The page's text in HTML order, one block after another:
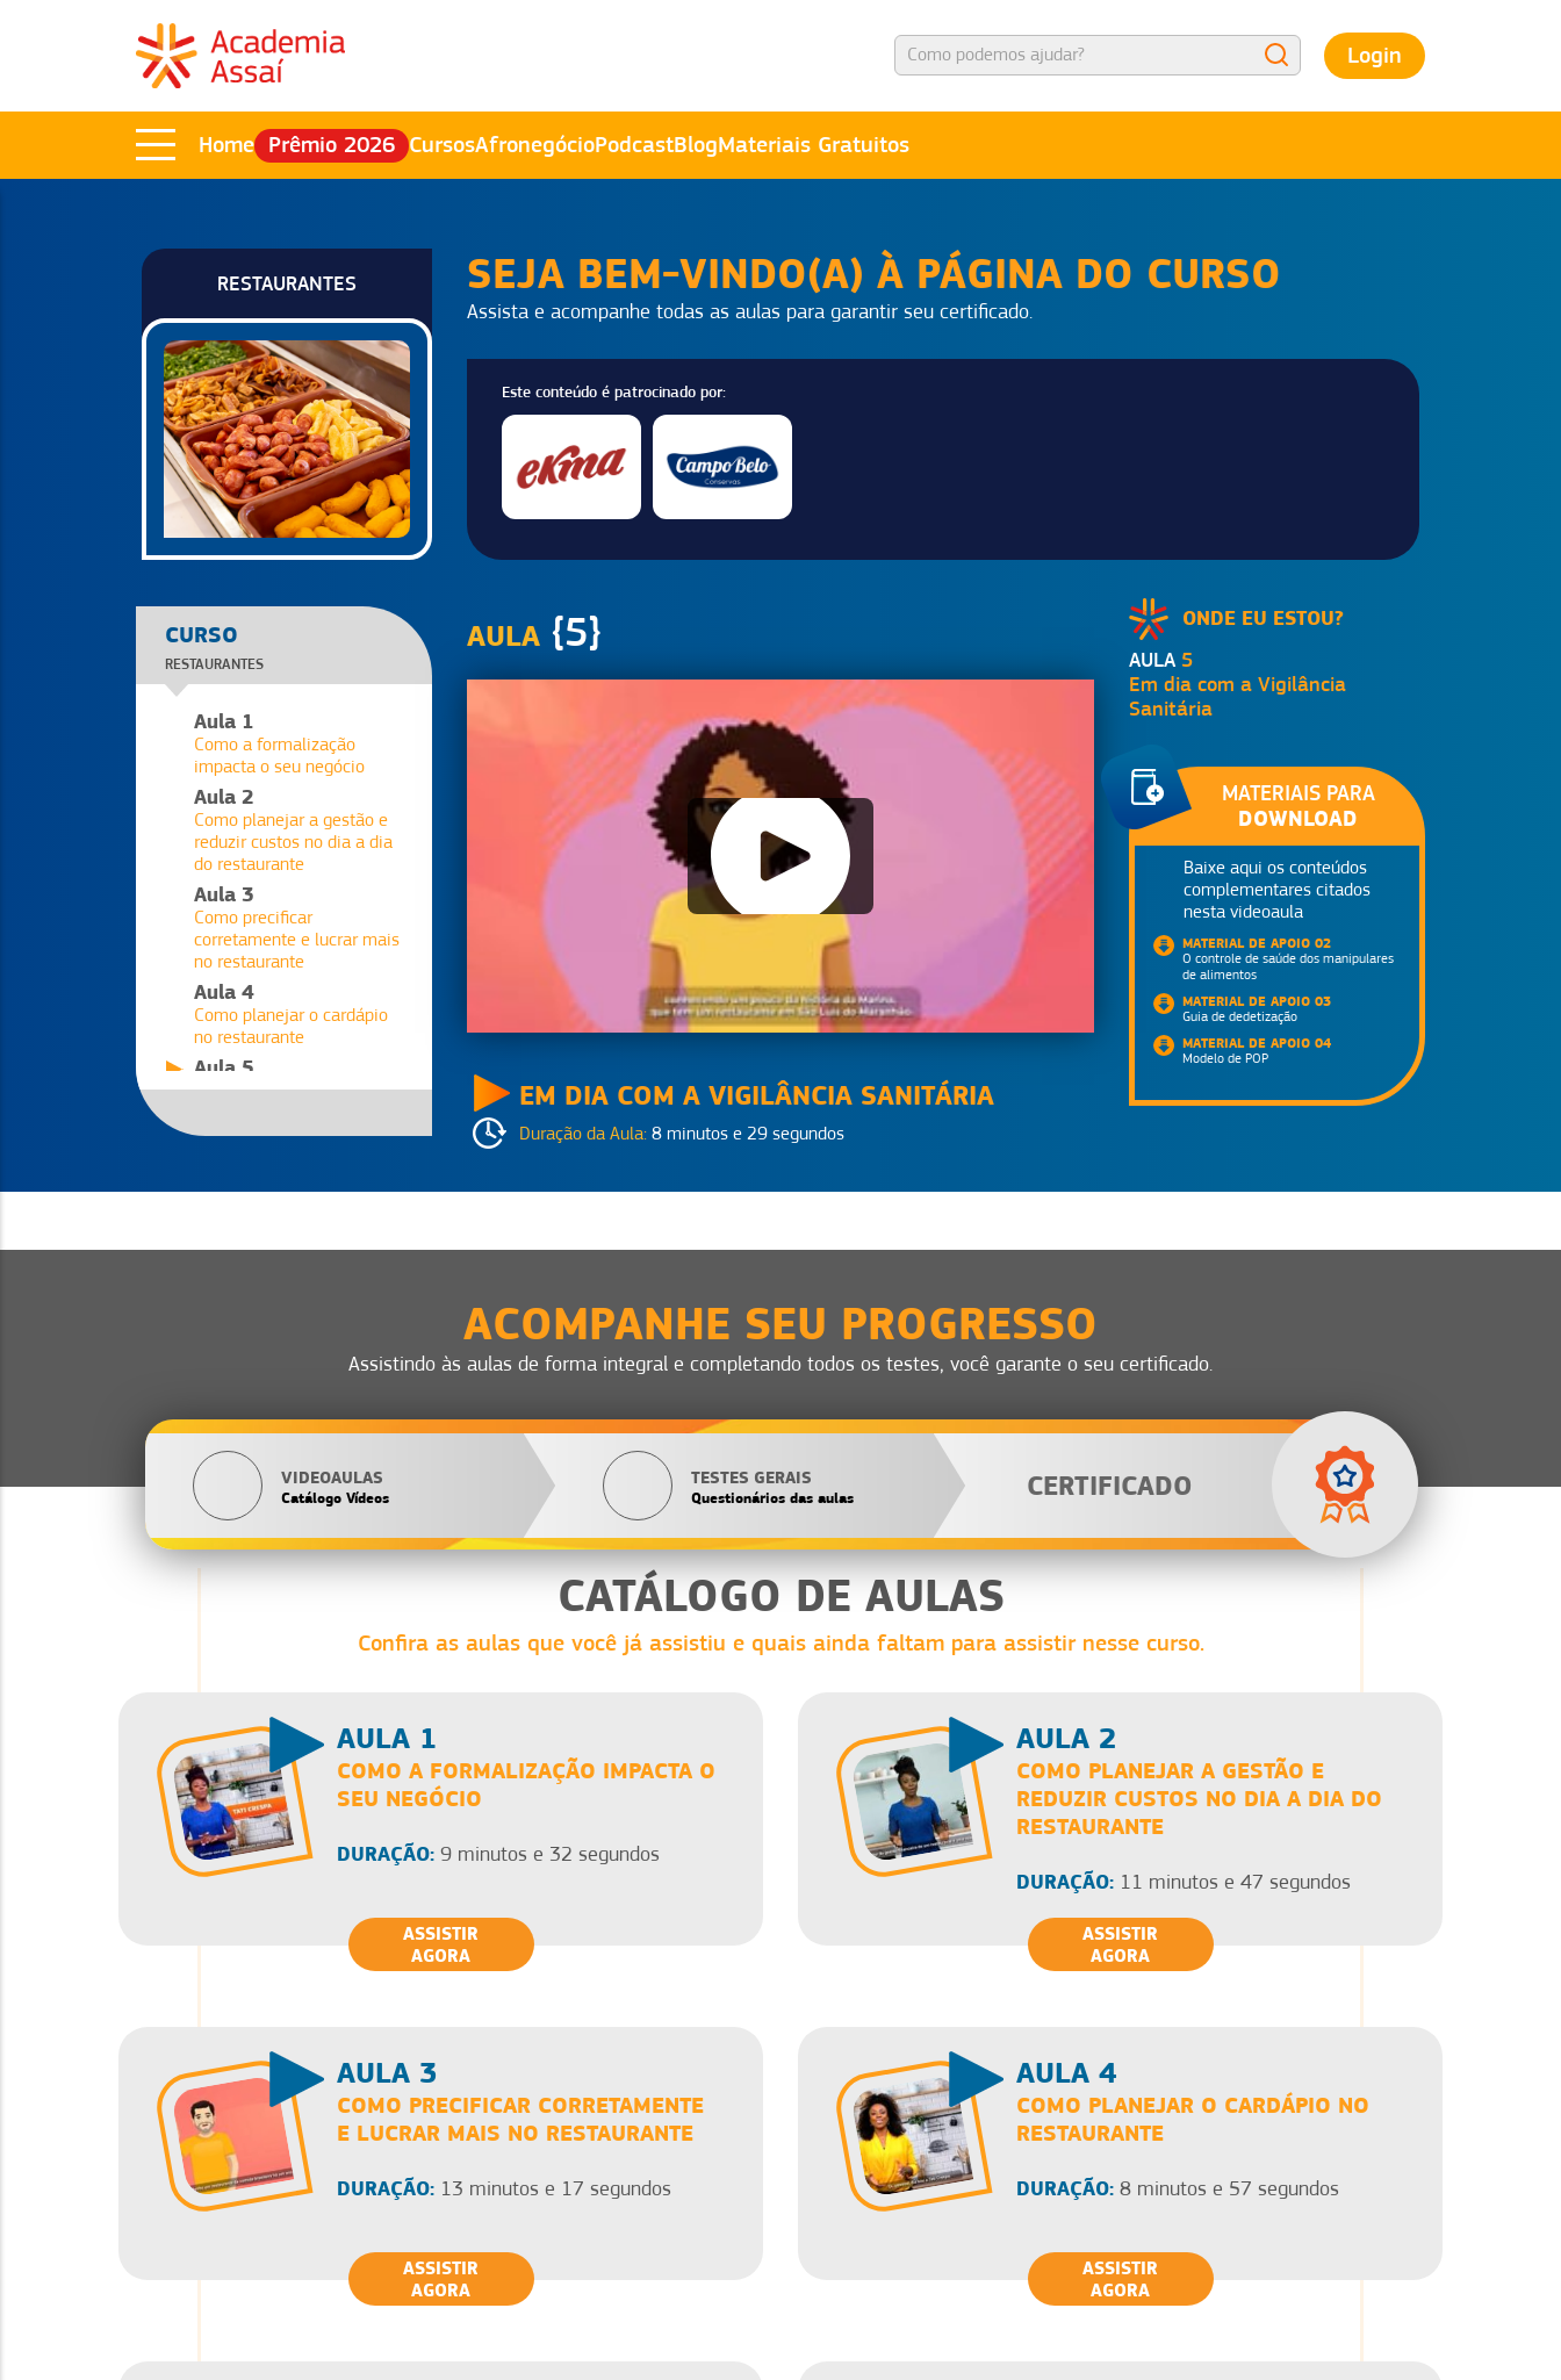
Login
Home Prêmio 2026 CursosAfronegócioPodcastBlogMateriais Gratuitos
RESTAURANTES SEJA BEM-VINDO(A) À PÁGINA DO CURSO
Assista e acompanhe todas as aulas para garantir seu certificado.
Este conteúdo é patrocinado por:
CURSO
RESTAURANTES
Aula 1
Como a formalização
impacta o seu negócio
Aula 2
Como planejar a gestão e
reduzir custos no dia a dia
do restaurante
Aula 3
Como precificar
corretamente e lucrar mais
no restaurante
Aula 4
Como planejar o cardápio
no restaurante
Aula 5
Em dia com a Vigilância
Aula 6
colaboradores e deixar a
Aumente suas vendas
AULA {5}
EM DIA COM A VIGILÂNCIA SANITÁRIA
Duração da Aula: 8 minutos e 29 segundos
ONDE EU ESTOU?
AULA 5
Em dia com a Vigilância
Sanitária
MATERIAIS PARA
DOWNLOAD
Baixe aqui os conteúdos
complementares citados
nesta videoaula
MATERIAL DE APOIO 02
O controle de saúde dos manipulares
de alimentos
MATERIAL DE APOIO 03
Guia de dedetização
MATERIAL DE APOIO 04
Modelo de POP
ACOMPANHE SEU PROGRESSO
Assistindo às aulas de forma integral e completando todos os testes, você garante o seu certificado.
VIDEOAULAS
Catálogo Vídeos
TESTES GERAIS
Questionários das aulas CERTIFICADO
CATÁLOGO DE AULAS
Confira as aulas que você já assistiu e quais ainda faltam para assistir nesse curso.
AULA 1
COMO A FORMALIZAÇÃO IMPACTA O
SEU NEGÓCIO
DURAÇÃO: 9 minutos e 32 segundos
ASSISTIR
AGORA
AULA 2
COMO PLANEJAR A GESTÃO E
REDUZIR CUSTOS NO DIA A DIA DO
RESTAURANTE
DURAÇÃO: 11 minutos e 47 segundos
ASSISTIR
AGORA
AULA 3
COMO PRECIFICAR CORRETAMENTE
E LUCRAR MAIS NO RESTAURANTE
DURAÇÃO: 13 minutos e 17 segundos
ASSISTIR
AGORA
AULA 4
COMO PLANEJAR O CARDÁPIO NO
RESTAURANTE
DURAÇÃO: 8 minutos e 57 segundos
ASSISTIR
AGORA